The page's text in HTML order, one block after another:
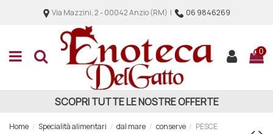
Via Mazzini, 2 - 00042 Anzio (RM) | 06 9846269
0
SCOPRI TUTTE LE NOSTRE OFFERTE
Home Specialità alimentari dal mare conserve
PESCE